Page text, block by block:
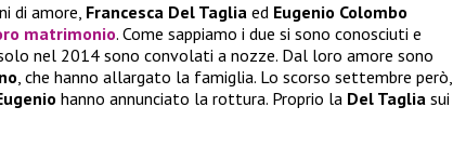
di amore, Francesca Del Taglia ed Eugenio Colombo
matrimonio. Come sappiamo i due si sono conosciuti e
nel 2014 sono convolati a nozze. Dal loro amore sono
, che hanno allargato la famiglia. Lo scorso settembre però,
hanno annunciato la rottura. Proprio la Del Taglia sui